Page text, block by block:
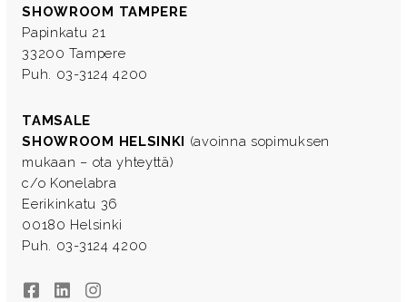
SHOWROOM TAMPERE
Papinkatu 21
33200 Tampere
Puh. 03-3124 4200
TAMSALE
SHOWROOM HELSINKI (avoinna sopimuksen
mukaan – ota yhteyttä)
c/o Konelabra
Eerikinkatu 36
00180 Helsinki
Puh. 03-3124 4200
FacebookLinkedInInstagram